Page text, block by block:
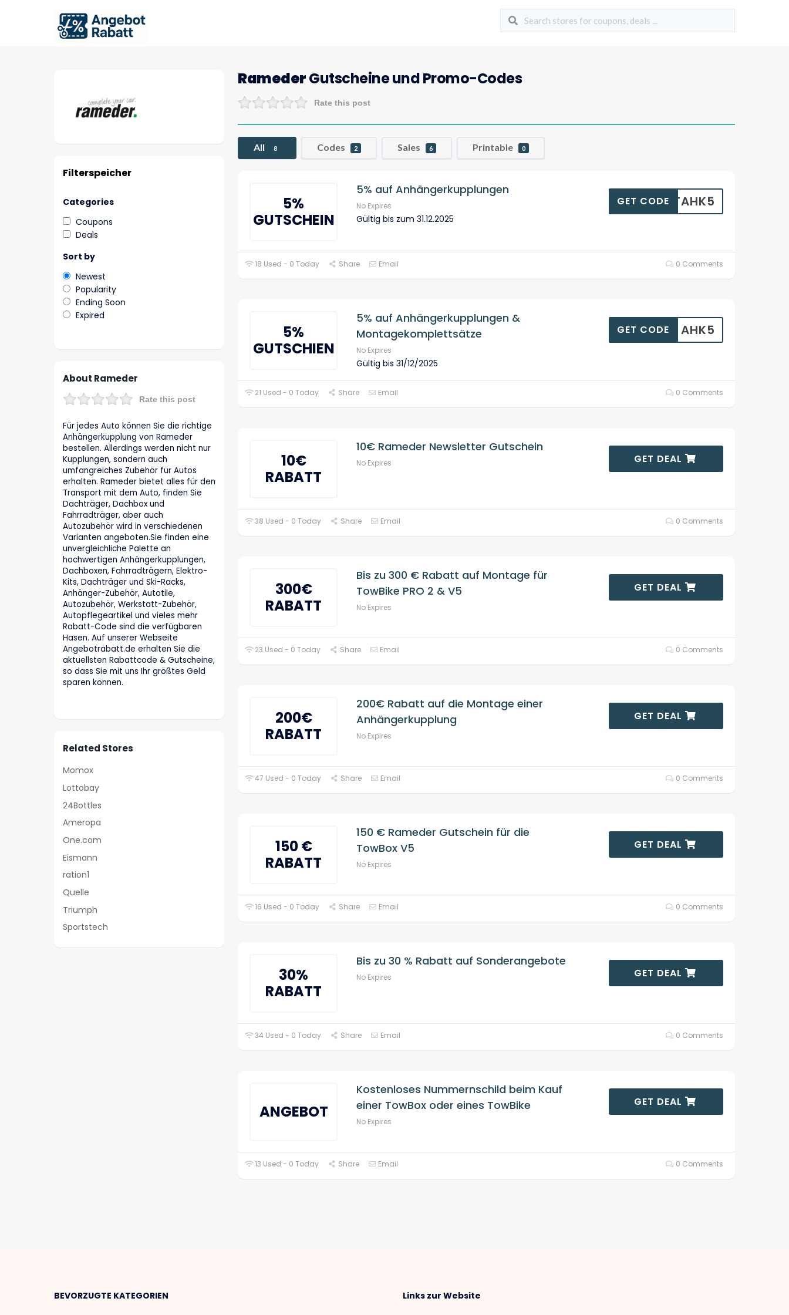
RamederGutscheine und Promo-Codes
Rate this post
All 8 Codes 2 Sales 6 Printable 0
5%
GUTSCHEIN
5% auf Anhängerkupplungen
No Expires
Gültig bis zum 31.12.2025
ATAHK5
GET CODE
18 Used - 0 Today Share Email 0 Comments
5%
GUTSCHIEN
5% auf Anhängerkupplungen &
Montagekomplettsätze
No Expires
Gültig bis 31/12/2025
AHK5
GET CODE
21 Used - 0 Today Share Email 0 Comments
10€
RABATT
10€ Rameder Newsletter Gutschein
No Expires GET DEAL
38 Used - 0 Today Share Email 0 Comments
300€
RABATT
Bis zu 300 € Rabatt auf Montage für
TowBike PRO 2 & V5
No Expires
GET DEAL
23 Used - 0 Today Share Email 0 Comments
200€
RABATT
200€ Rabatt auf die Montage einer
Anhängerkupplung
No Expires
GET DEAL
47 Used - 0 Today Share Email 0 Comments
150 €
RABATT
150 € Rameder Gutschein für die
TowBox V5
No Expires
GET DEAL
16 Used - 0 Today Share Email 0 Comments
30%
RABATT
Bis zu 30 % Rabatt auf Sonderangebote
No Expires GET DEAL
34 Used - 0 Today Share Email 0 Comments
ANGEBOT
Kostenloses Nummernschild beim Kauf
einer TowBox oder eines TowBike
No Expires
GET DEAL
13 Used - 0 Today Share Email 0 Comments
Filterspeicher
Categories
Coupons
Deals
Sort by
Newest
Popularity
Ending Soon
Expired
About Rameder
Rate this post
Für jedes Auto können Sie die richtige
Anhängerkupplung von Rameder
bestellen. Allerdings werden nicht nur
Kupplungen, sondern auch
umfangreiches Zubehör für Autos
erhalten. Rameder bietet alles für den
Transport mit dem Auto, finden Sie
Dachträger, Dachbox und
Fahrradträger, aber auch
Autozubehör wird in verschiedenen
Varianten angeboten.Sie finden eine
unvergleichliche Palette an
hochwertigen Anhängerkupplungen,
Dachboxen, Fahrradträgern, Elektro-
Kits, Dachträger und Ski-Racks,
Anhänger-Zubehör, Autotile,
Autozubehör, Werkstatt-Zubehör,
Autopflegeartikel und vieles mehr
Rabatt-Code sind die verfügbaren
Hasen. Auf unserer Webseite
Angebotrabatt.de erhalten Sie die
aktuellsten Rabattcode & Gutscheine,
so dass Sie mit uns Ihr größtes Geld
sparen können.
Related Stores
Momox
Lottobay
24Bottles
Ameropa
One.com
Eismann
ration1
Quelle
Triumph
Sportstech
BEVORZUGTE KATEGORIEN Links zur Website